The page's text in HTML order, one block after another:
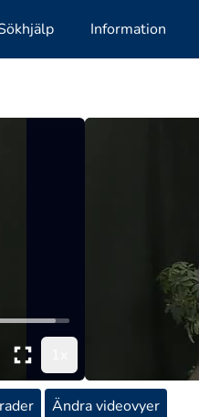
Information
Ändra videovyer